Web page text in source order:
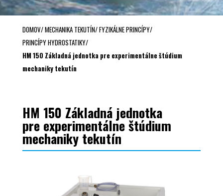
DOMOV/MECHANIKA TEKUTÍN/FYZIKÁLNE PRINCÍPY/
PRINCÍPY HYDROSTATIKY/
HM 150 Základná jednotka pre experimentálne štúdium
mechaniky tekutín
HM 150 Základná jednotka
pre experimentálne štúdium
mechaniky tekutín